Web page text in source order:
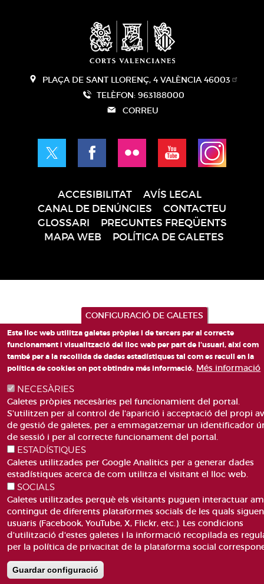
PLAÇA DE SANT LLORENÇ, 4 VALÈNCIA 46003
TELÈFON: 963188000
CORREU
página
ACCESIBILITAT
AVÍS LEGAL
CANAL DE DENÚNCIES
CONTACTEU
GLOSSARI
PREGUNTES FREQÜENTS
MAPA WEB
POLÍTICA DE GALETES
CONFIGURACIÓ DE GALETES
Este lloc web utilitza galetes pròpies i de tercers per al correcte
funcionament i visualització del lloc web per part de l'usuari, així com
també per a la recollida de dades estadístiques tal com es recull en la
política de cookies on pot obtindre més informació. Més informació
NECESÀRIES
Galetes pròpies necesàries pel funcionamient del portal.
S'utilitzen per al control de l'aparició i acceptació del propi
de gestió de galetes, per a emmagatzemar un identificador
de sessió i per al correcte funcionament del portal.
ESTADÍSTIQUES
Galetes utilitzades per Google Analitics per a generar dades
estadístiques acerca de com utilitza el visitant el lloc web.
SOCIALS
Galetes utilitzades perquè els visitants puguen interactuar
contingut de diferents plataformes socials de les quals siguen
usuaris (Facebook, YouTube, X, Flickr, etc.). Les condicions
d'utilització d'estes galetes i la informació recopilada es
per la política de privacitat de la plataforma social
Guardar configuració